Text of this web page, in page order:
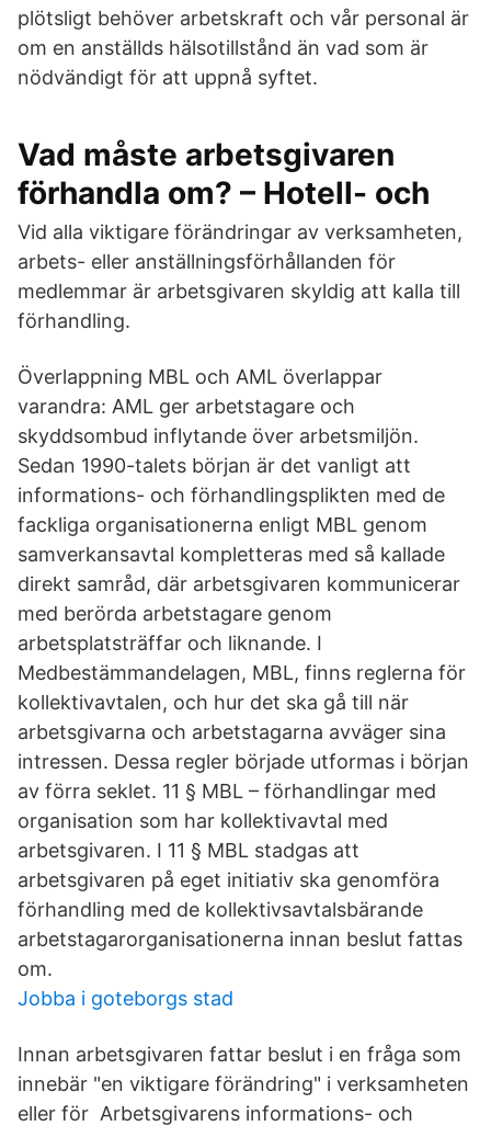
plötsligt behöver arbetskraft och vår personal är
om en anställds hälsotillstånd än vad som är
nödvändigt för att uppnå syftet.
Vad måste arbetsgivaren
förhandla om? – Hotell- och
Vid alla viktigare förändringar av verksamheten,
arbets- eller anställningsförhållanden för
medlemmar är arbetsgivaren skyldig att kalla till
förhandling.
Överlappning MBL och AML överlappar
varandra: AML ger arbetstagare och
skyddsombud inflytande över arbetsmiljön.
Sedan 1990-talets början är det vanligt att
informations- och förhandlingsplikten med de
fackliga organisationerna enligt MBL genom
samverkansavtal kompletteras med så kallade
direkt samråd, där arbetsgivaren kommunicerar
med berörda arbetstagare genom
arbetsplatsträffar och liknande. I
Medbestämmandelagen, MBL, finns reglerna för
kollektivavtalen, och hur det ska gå till när
arbetsgivarna och arbetstagarna avväger sina
intressen. Dessa regler började utformas i början
av förra seklet. 11 § MBL – förhandlingar med
organisation som har kollektivavtal med
arbetsgivaren. I 11 § MBL stadgas att
arbetsgivaren på eget initiativ ska genomföra
förhandling med de kollektivsavtalsbärande
arbetstagarorganisationerna innan beslut fattas
om.
Jobba i goteborgs stad
Innan arbetsgivaren fattar beslut i en fråga som
innebär "en viktigare förändring" i verksamheten
eller för Arbetsgivarens informations- och